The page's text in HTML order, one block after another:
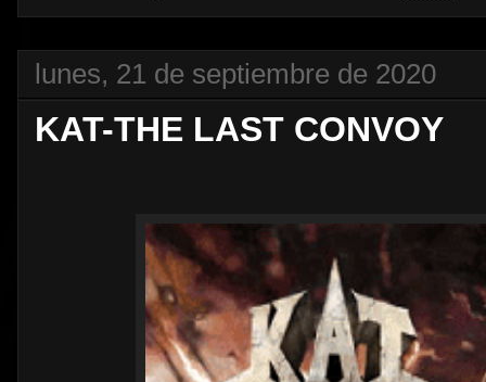
lunes, 21 de septiembre de 2020
KAT-THE LAST CONVOY